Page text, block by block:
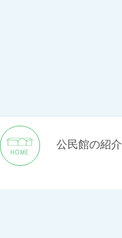
公民館の紹介